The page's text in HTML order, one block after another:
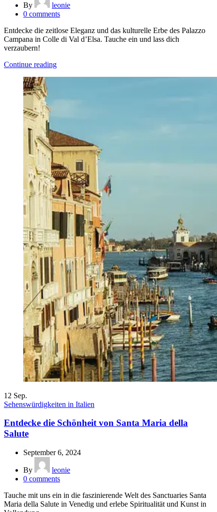
By
leonie
0 comments
Entdecke die zeitlose Eleganz und das kulturelle Erbe des Palazzo
Campana in Colle di Val d’Elsa. Tauche ein und lass dich
verzaubern!
Continue reading
12 Sep.
Sehenswürdigkeiten in Italien
Entdecke die Schönheit von Santa Maria della
Salute
September 6, 2024
By
leonie
0 comments
Tauche mit uns ein in die faszinierende Welt des Sanctuaries Santa
Maria della Salute in Venedig und erlebe Spiritualität und Kunst in